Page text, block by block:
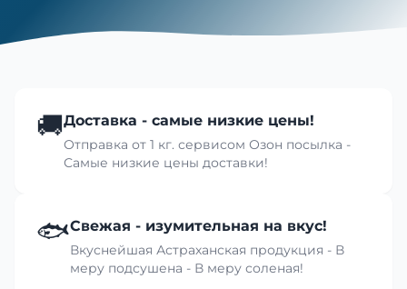
🚚Доставка - самые низкие цены!
Отправка от 1 кг. сервисом Озон посылка -
Самые низкие цены доставки!
🐟Свежая - изумительная на вкус!
Вкуснейшая Астраханская продукция - В
меру подсушена - В меру соленая!